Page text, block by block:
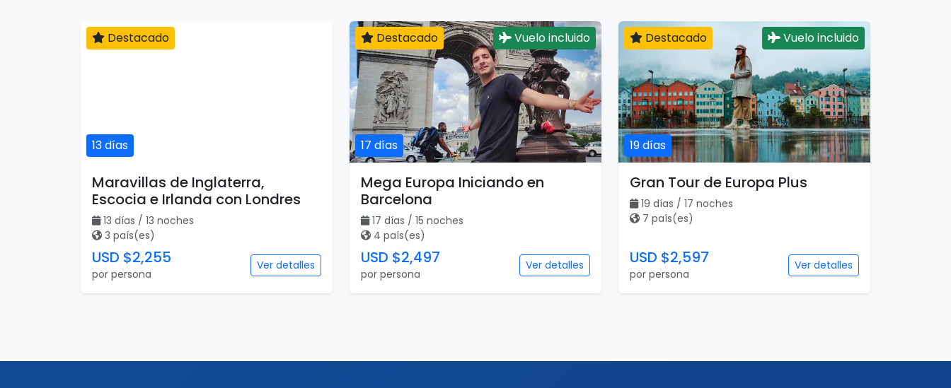
13 días
Destacado
Maravillas de Inglaterra,
Escocia e Irlanda con Londres
13 días / 13 noches
3 país(es)
USD $2,255
por persona
Ver detalles
17 días
Destacado Vuelo incluido
Mega Europa Iniciando en
Barcelona
17 días / 15 noches
4 país(es)
USD $2,497
por persona
Ver detalles
19 días
Destacado Vuelo incluido
Gran Tour de Europa Plus
19 días / 17 noches
7 país(es)
USD $2,597
por persona
Ver detalles